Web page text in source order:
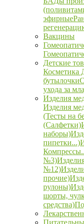
эфирные
Вакцины
Детские
Косметика
бутылочки
ухода за
Изделия
Изделия
(Тесты на
(Салфетки)
наборы)
пипетки...)
№3)
№12)
прочие)
рулоны)
шорты,
средства)